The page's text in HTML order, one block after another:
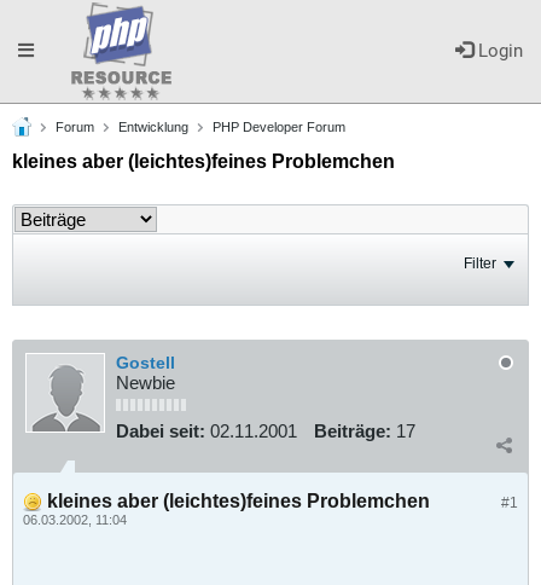
Login
Toggle
navigation
Forum Entwicklung PHP Developer Forum
kleines aber (leichtes)feines Problemchen
Filter
Gostell
Newbie
Dabei seit: 02.11.2001 Beiträge: 17
#1
kleines aber (leichtes)feines Problemchen
06.03.2002, 11:04